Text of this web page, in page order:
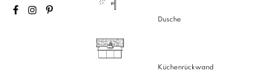
Dusche
Küchenrückwand